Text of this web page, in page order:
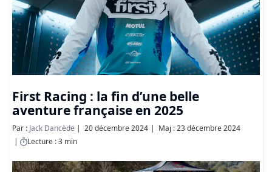
First Racing : la fin d’une belle
aventure française en 2025
Par : Jack Dancède 20 décembre 2024
Maj : 23 décembre 2024
Lecture : 3 min